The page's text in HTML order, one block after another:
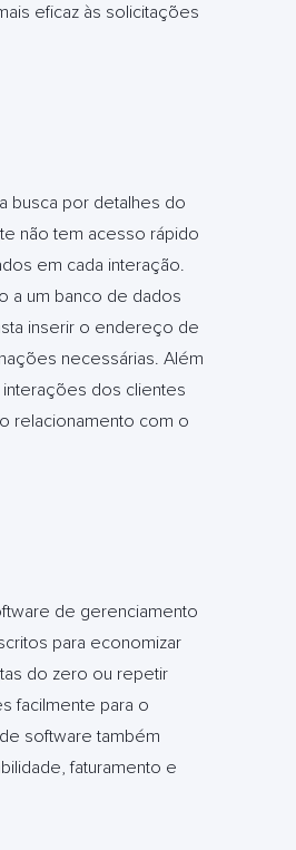
eficaz às solicitações
busca por detalhes do
não tem acesso rápido
em cada interação.
a um banco de dados
inserir o endereço de
necessárias. Além
dos clientes
relacionamento com o
de gerenciamento
tos para economizar
do zero ou repetir
facilmente para o
software também
faturamento e